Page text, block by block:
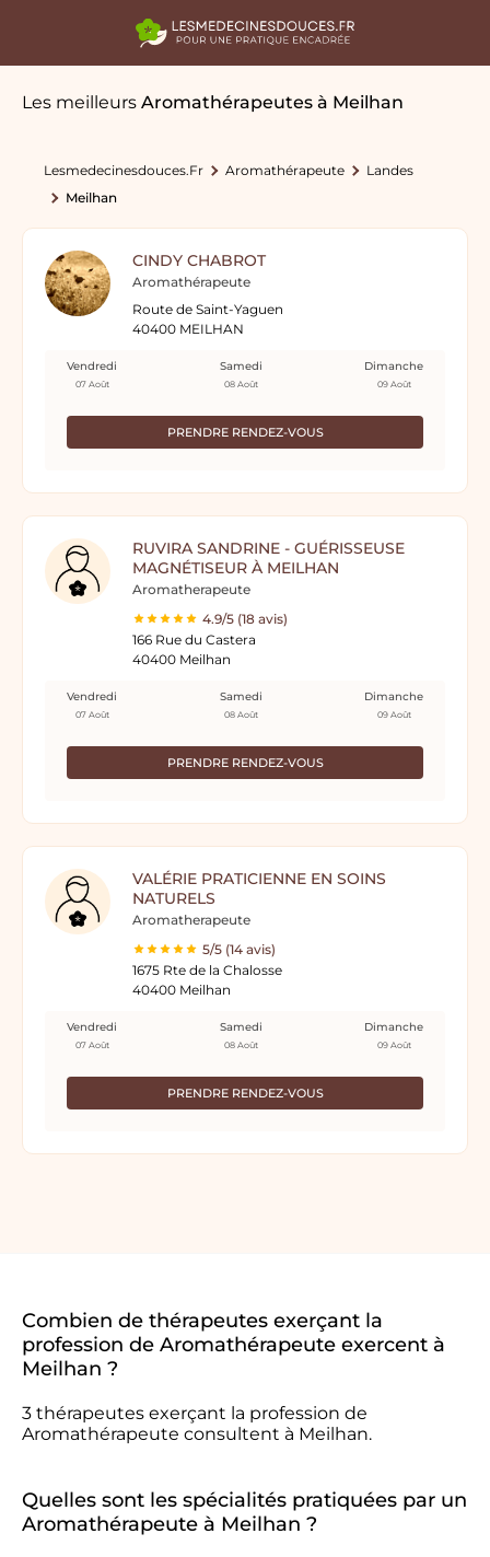
Les meilleurs Aromathérapeutes à Meilhan
Lesmedecinesdouces.fr Aromathérapeute
Landes
Meilhan
CINDY CHABROT
Aromathérapeute
Route de Saint-Yaguen
40400 MEILHAN
PRENDRE RENDEZ-VOUS
Vendredi
07 Août
Samedi
08 Août
Dimanche
09 Août
RUVIRA SANDRINE - GUÉRISSEUSE
MAGNÉTISEUR À MEILHAN
Aromatherapeute
4.9/5 (18 avis)
166 Rue du Castera
40400 Meilhan
PRENDRE RENDEZ-VOUS
Vendredi
07 Août
Samedi
08 Août
Dimanche
09 Août
VALÉRIE PRATICIENNE EN SOINS
NATURELS
Aromatherapeute
5/5 (14 avis)
1675 Rte de la Chalosse
40400 Meilhan
PRENDRE RENDEZ-VOUS
Vendredi
07 Août
Samedi
08 Août
Dimanche
09 Août
Combien de thérapeutes exerçant la
profession de Aromathérapeute exercent à
Meilhan ?
3 thérapeutes exerçant la profession de
Aromathérapeute consultent à Meilhan.
Quelles sont les spécialités pratiquées par un
Aromathérapeute à Meilhan ?